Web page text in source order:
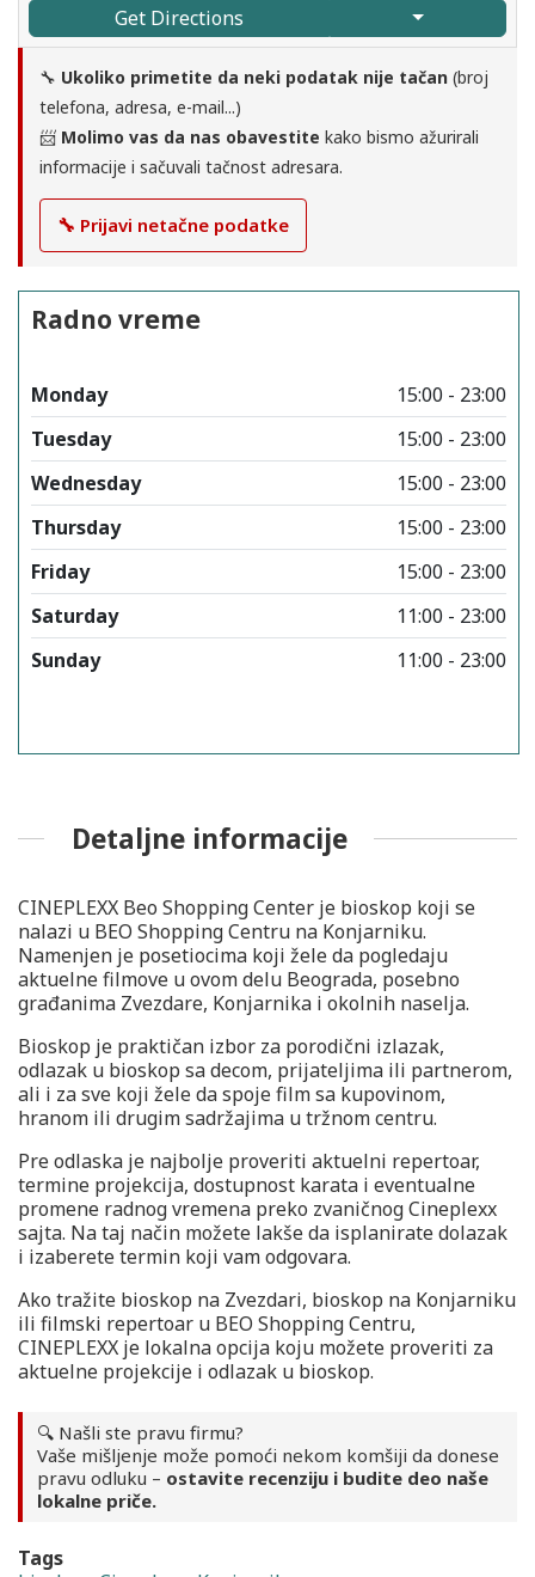
Get Directions
🔧 Ukoliko primetite da neki podatak nije tačan (broj
telefona, adresa, e-mail...)
📨 Molimo vas da nas obavestite kako bismo ažurirali
informacije i sačuvali tačnost adresara.
🔧 Prijavi netačne podatke
Radno vreme
Monday
15:00 - 23:00
Tuesday
15:00 - 23:00
Wednesday
15:00 - 23:00
Thursday
15:00 - 23:00
Friday
15:00 - 23:00
Saturday
11:00 - 23:00
Sunday
11:00 - 23:00
Detaljne informacije
CINEPLEXX Beo Shopping Center je bioskop koji se
nalazi u BEO Shopping Centru na Konjarniku.
Namenjen je posetiocima koji žele da pogledaju
aktuelne filmove u ovom delu Beograda, posebno
građanima Zvezdare, Konjarnika i okolnih naselja.
Bioskop je praktičan izbor za porodični izlazak,
odlazak u bioskop sa decom, prijateljima ili partnerom,
ali i za sve koji žele da spoje film sa kupovinom,
hranom ili drugim sadržajima u tržnom centru.
Pre odlaska je najbolje proveriti aktuelni repertoar,
termine projekcija, dostupnost karata i eventualne
promene radnog vremena preko zvaničnog Cineplexx
sajta. Na taj način možete lakše da isplanirate dolazak
i izaberete termin koji vam odgovara.
Ako tražite bioskop na Zvezdari, bioskop na Konjarniku
ili filmski repertoar u BEO Shopping Centru,
CINEPLEXX je lokalna opcija koju možete proveriti za
aktuelne projekcije i odlazak u bioskop.
🔍 Našli ste pravu firmu?
Vaše mišljenje može pomoći nekom komšiji da donese
pravu odluku – ostavite recenziju i budite deo naše
lokalne priče.
Tags